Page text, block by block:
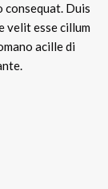
consequat. Duis
velit esse cillum
acille di